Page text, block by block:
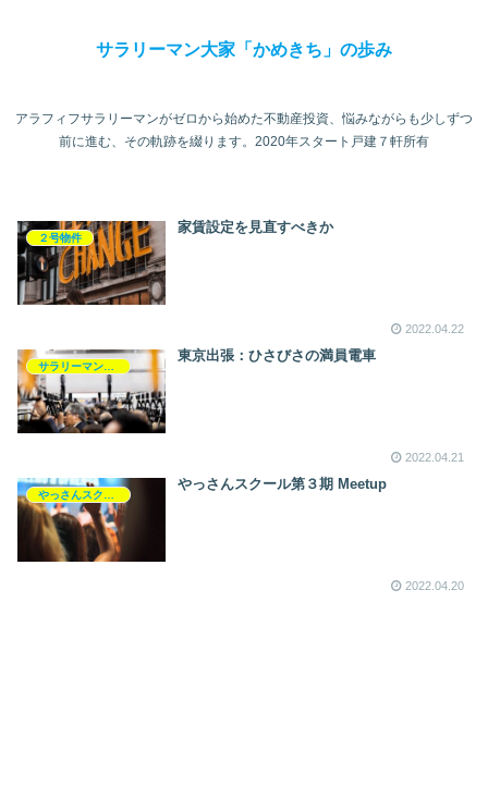
サラリーマン大家「かめきち」の歩み
アラフィフサラリーマンがゼロから始めた不動産投資、悩みながらも少しずつ
前に進む、その軌跡を綴ります。2020年スタート戸建７軒所有
２号物件
家賃設定を見直すべきか
2022.04.22
東京出張：ひさびさの満員電車
2022.04.21
やっさんスクール第３期 Meetup
2022.04.20